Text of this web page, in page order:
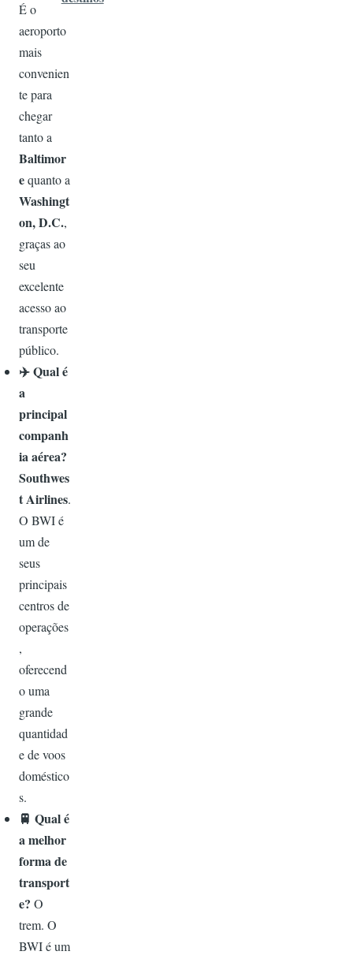
É o
aeroporto
mais
convenien
te para
chegar
tanto a
Baltimor
equanto a
Washingt
on, D.C.,
graças ao
seu
excelente
acesso ao
transporte
público.
✈️Qual é
a
principal
companh
ia aérea?
Southwes
t Airlines.
O BWI é
um de
seus
principais
centros de
operações
,
oferecend
o uma
grande
quantidad
e de voos
doméstico
s.
🚆 Qual é
a melhor
forma de
transport
e? O
trem. O
BWI é um